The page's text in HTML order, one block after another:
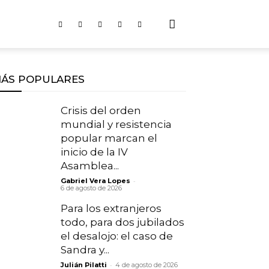
POPULARES
Crisis del orden
mundial y resistencia
popular marcan el
inicio de la IV
Asamblea...
Gabriel Vera Lopes -
6 de agosto de 2026
Para los extranjeros
todo, para dos jubilados
el desalojo: el caso de
Sandra y...
Julián Pilatti - 4 de agosto de 2026